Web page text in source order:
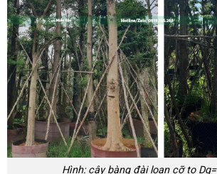
Hình: cây bàng đài loan cỡ to